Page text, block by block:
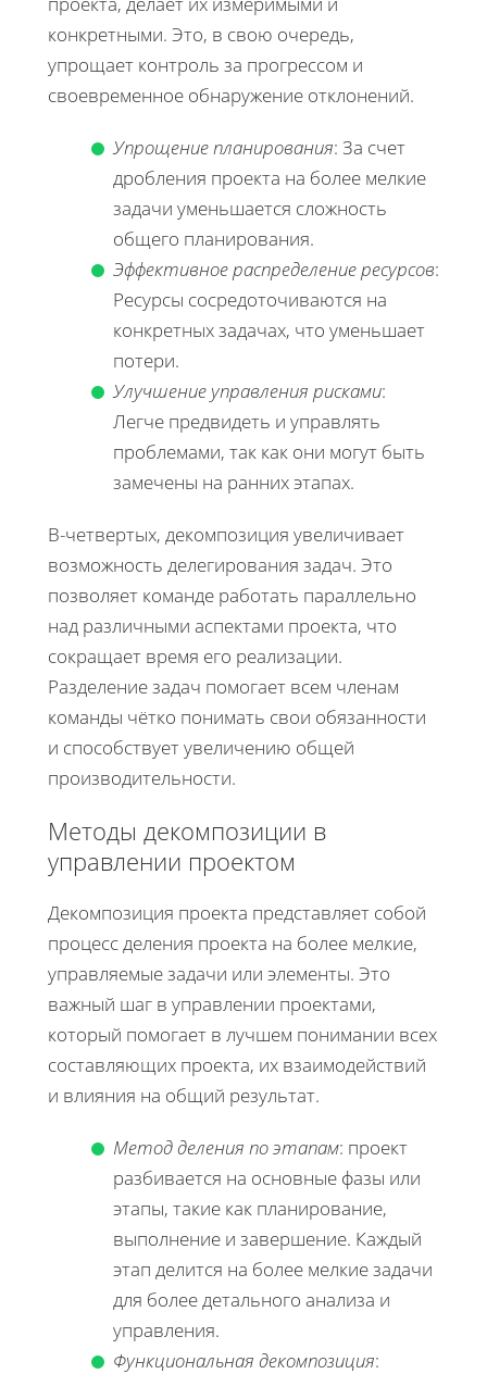
конкретными. Это, в свою очередь,
упрощает контроль за прогрессом и
своевременное обнаружение отклонений.
Упрощение планирования: За счет
дробления проекта на более мелкие
задачи уменьшается сложность
общего планирования.
Эффективное распределение ресурсов:
Ресурсы сосредоточиваются на
конкретных задачах, что уменьшает
потери.
Улучшение управления рисками:
Легче предвидеть и управлять
проблемами, так как они могут быть
замечены на ранних этапах.
В-четвертых, декомпозиция увеличивает
возможность делегирования задач. Это
позволяет команде работать параллельно
над различными аспектами проекта, что
сокращает время его реализации.
Разделение задач помогает всем членам
команды чётко понимать свои обязанности
и способствует увеличению общей
производительности.
Методы декомпозиции в
управлении проектом
Декомпозиция проекта представляет собой
процесс деления проекта на более мелкие,
управляемые задачи или элементы. Это
важный шаг в управлении проектами,
который помогает в лучшем понимании всех
составляющих проекта, их взаимодействий
и влияния на общий результат.
Метод деления по этапам: проект
разбивается на основные фазы или
этапы, такие как планирование,
выполнение и завершение. Каждый
этап делится на более мелкие задачи
для более детального анализа и
управления.
Функциональная декомпозиция: